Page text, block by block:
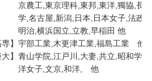
京農工,東京理科,東邦,東洋,獨協,長
学,名古屋,新潟,日本,日本女子,法政,
明治,横浜国立,立教,早稲田 他
専】宇部工業,木更津工業,福島工業 他
大】青山学院,江戸川,大妻,共立,昭和学
洋女子,文京,和洋, 他